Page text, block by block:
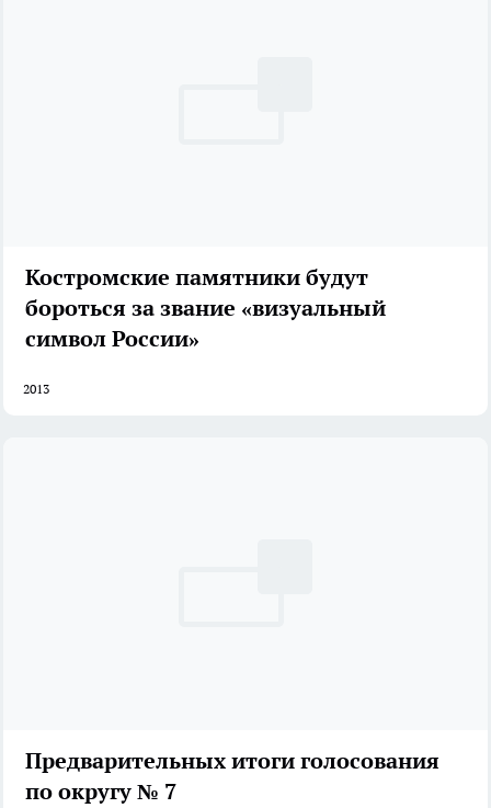
Костромские памятники будут
бороться за звание «визуальный
символ России»
2013
Предварительных итоги голосования
по округу № 7